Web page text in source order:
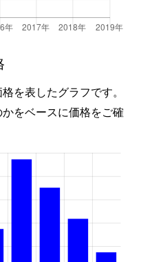
を表したグラフです。
をベースに価格をご確